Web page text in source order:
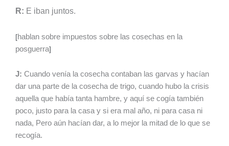
R: E iban juntos.
[hablan sobre impuestos sobre las cosechas en la
posguerra]
J: Cuando venía la cosecha contaban las garvas y hacían
dar una parte de la cosecha de trigo, cuando hubo la crisis
aquella que había tanta hambre, y aquí se cogía también
poco, justo para la casa y si era mal año, ni para casa ni
nada, Pero aún hacían dar, a lo mejor la mitad de lo que se
recogía.